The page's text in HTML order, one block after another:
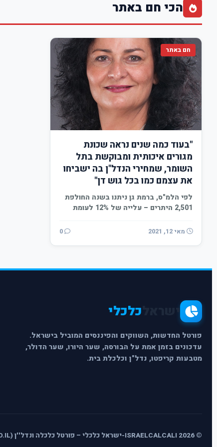
הכי חם באתר
חם באתר
"בעוד כמה שנים נראה שכונת
מגורים איכותית ומבוקשת בתל
השומר, שמחירי הנדל"ן בה ישביחו
את עצמם כמו בכל גוש דן"
לפי הלמ"ס, ברמת גן ניתנו בשנה החולפת
2,501 היתרים – עלייה של 12% לעומת
מאי 12, 2021
כלכלי
פורטל החדשות, השווקים והפיננסים המוביל בישראל.
עדכונים בזמן אמת על הבורסה, שער היורו, שער הדולר,
מטבעות קריפטו, נדל"ן וכלכלת בית.
© 2026 ISRAELCALCALI-ישראל כלכלי – פורטל כלכלה ונדל''ן (ISRAELCALCALI.CO.IL) - כל הזכויות שמורות.